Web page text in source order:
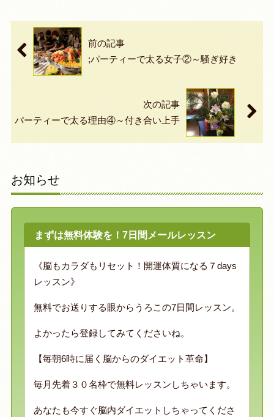
前の記事
;パーティーで太る女子②～騒ぎ好き
次の記事
パーティーで太る理由④～付き合い上手
お知らせ
まずは無料体験を！7日間メールレッスン
《脳もカラダもリセット！開運体質になる７days
レッスン》
無料でお送りする眼からうろこの7日間レッスン。
よかったら登録してみてくださいね。
【毎朝6時に届く脳からのダイエット革命】
毎月先着３０名枠で無料レッスンしちゃいます。
あなたも今すぐ脳内ダイエットしちゃってくださ